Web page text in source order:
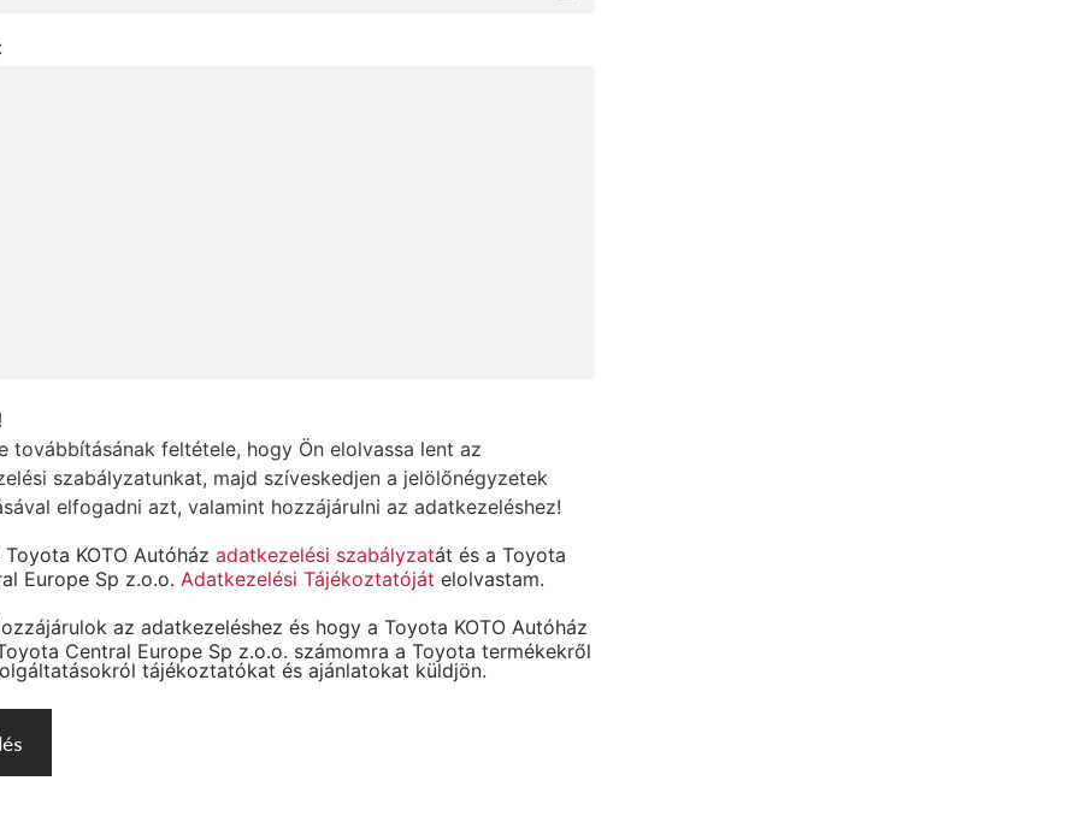
továbbításának feltétele, hogy Ön elolvassa lent az
szabályzatunkat, majd szíveskedjen a jelölőnégyzetek
elfogadni azt, valamint hozzájárulni az adatkezeléshez!
Toyota KOTO Autóház adatkezelési szabályzatát és a Toyota
Europe Sp z.o.o. Adatkezelési Tájékoztatóját elolvastam.
az adatkezeléshez és hogy a Toyota KOTO Autóház
Central Europe Sp z.o.o. számomra a Toyota termékekről
tájékoztatókat és ajánlatokat küldjön.